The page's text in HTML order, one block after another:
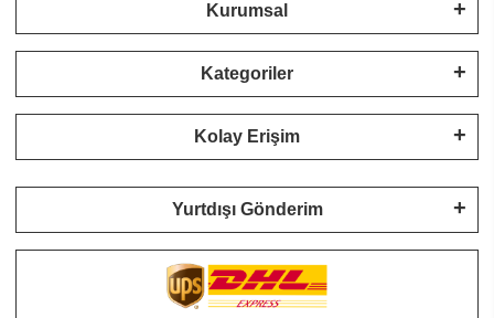
Kurumsal
Kategoriler
Kolay Erişim
Yurtdışı Gönderim